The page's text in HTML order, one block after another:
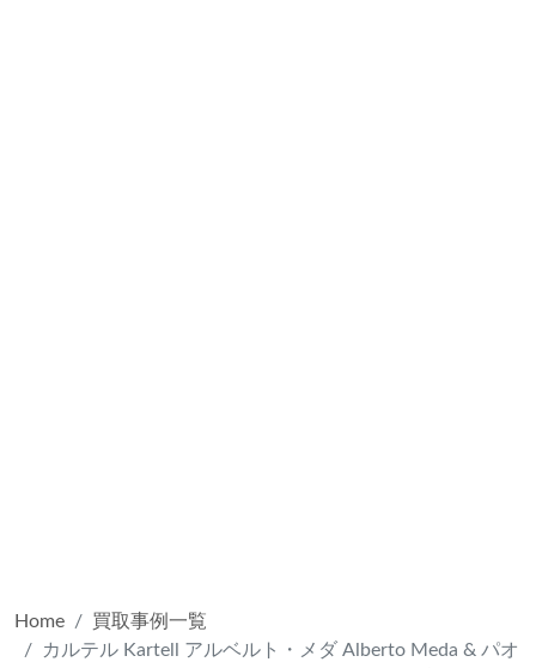
Home
買取事例一覧
カルテル Kartell アルベルト・メダ Alberto Meda & パオ